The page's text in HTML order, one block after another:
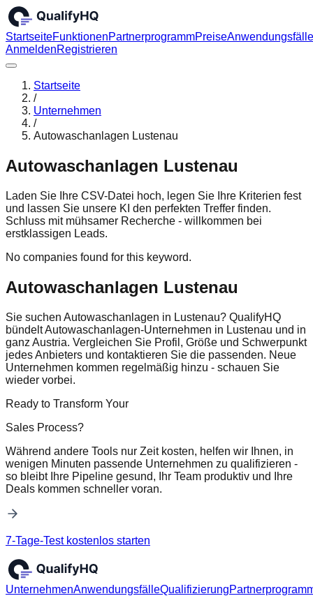
StartseiteFunktionenPartnerprogrammPreiseAnwendungsfälle
AnmeldenRegistrieren
Startseite
/
Unternehmen
/
Autowaschanlagen Lustenau
Autowaschanlagen Lustenau
Laden Sie Ihre CSV-Datei hoch, legen Sie Ihre Kriterien fest
und lassen Sie unsere KI den perfekten Treffer finden.
Schluss mit mühsamer Recherche - willkommen bei
erstklassigen Leads.
No companies found for this keyword.
Autowaschanlagen Lustenau
Sie suchen Autowaschanlagen in Lustenau? QualifyHQ
bündelt Autowaschanlagen-Unternehmen in Lustenau und in
ganz Austria. Vergleichen Sie Profil, Größe und Schwerpunkt
jedes Anbieters und kontaktieren Sie die passenden. Neue
Unternehmen kommen regelmäßig hinzu - schauen Sie
wieder vorbei.
Ready to Transform Your
Sales Process?
Während andere Tools nur Zeit kosten, helfen wir Ihnen, in
wenigen Minuten passende Unternehmen zu qualifizieren -
so bleibt Ihre Pipeline gesund, Ihr Team produktiv und Ihre
Deals kommen schneller voran.
7-Tage-Test kostenlos starten
UnternehmenAnwendungsfälleQualifizierung